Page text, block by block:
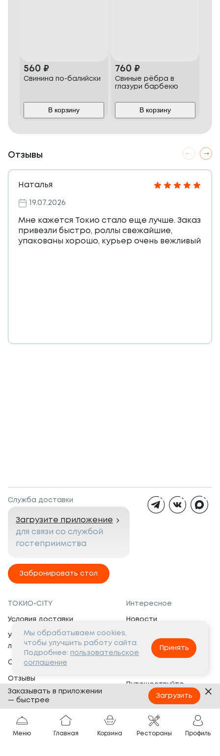
560 ₽
Свинина по-балийски
В корзину
760 ₽
Свиные рёбра в
глазури барбекю
В корзину
Отзывы
Наталья
19.07.2026
Мне кажется Токио стало еще лучше. Заказ
привезли быстро, роллы свежайшие,
упакованы хорошо, курьер очень вежливый
Служба доставки
Загрузите приложение
для связи со службой
гостеприимства
Забронировать стол
ТОКИО-CITY
Условия доставки
Условия программы
лояльности
Сертификаты
Отзывы
Банкеты
Вопросы и ответы
Интересное
Новости
Вакансии
Социальная жизнь
Путешествуйте
с ТОКИО-CITY
Партнёрам
Франшиза
Меню Главная Корзина Рестораны Профиль
Мы обрабатываем cookies,
чтобы улучшить работу сайта.
Подробнее: пользовательское
соглашение
Принять
Заказывать в приложении
— быстрее
Загрузить